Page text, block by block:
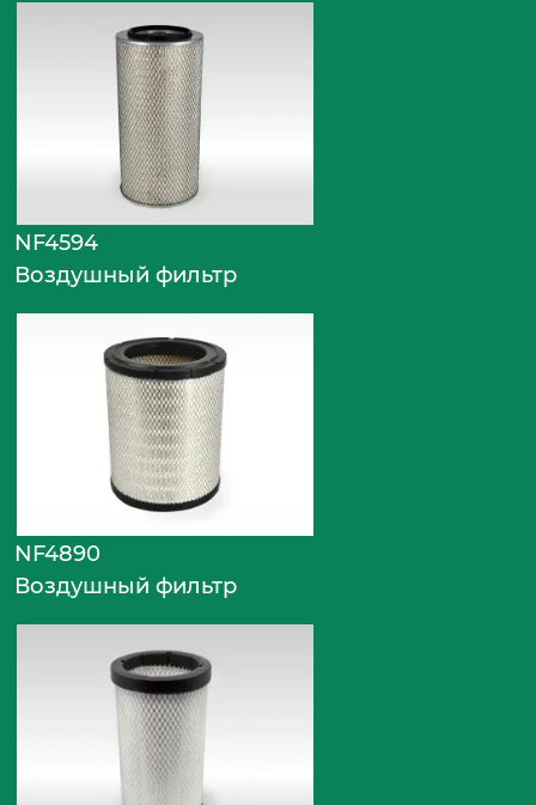
NF4594
Воздушный фильтр
NF4890
Воздушный фильтр